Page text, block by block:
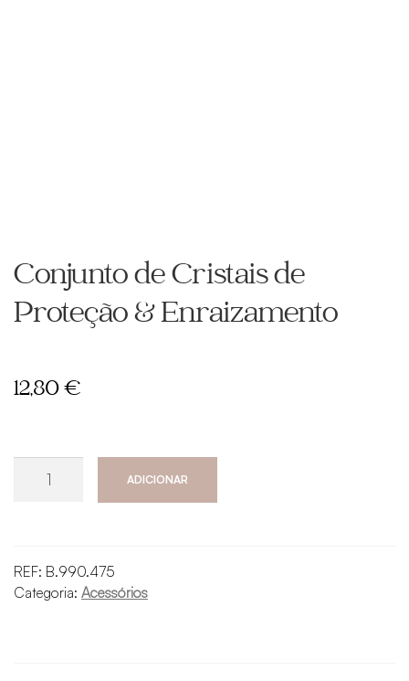
Conjunto de Cristais de
Proteção & Enraizamento
12,80€
Cristais
de
ADICIONAR
REF: B.990.475
Categoria: Acessórios